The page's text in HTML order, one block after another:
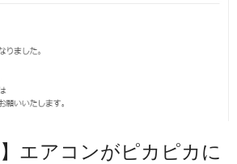
】エアコンがピカピカに